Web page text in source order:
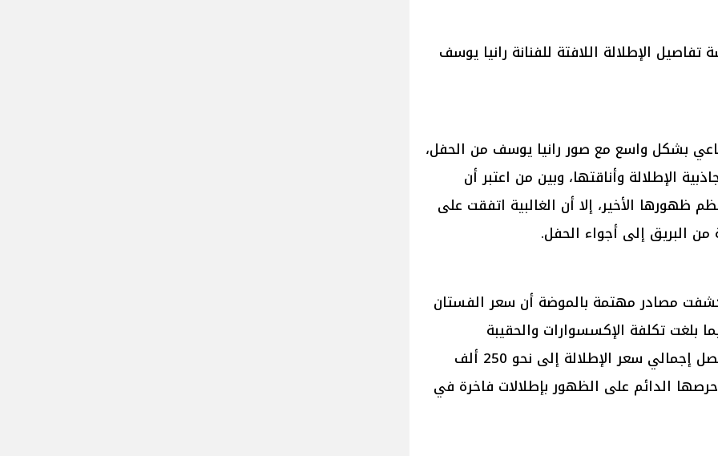
الإطلالة اللافتة للفنانة رانيا يوسف
بشكل واسع مع صور رانيا يوسف من الحفل،
الإطلالة وأناقتها، وبين من اعتبر أن
ظهورها الأخير، إلا أن الغالبية اتفقت على
البريق إلى أجواء الحفل.
مصادر مهتمة بالموضة أن سعر الفستان
فيما بلغت تكلفة الإكسسوارات والحقيبة
والمجوهرات قرابة 70 ألف جنيه، ليصل إجمالي سعر الإطلالة إلى نحو 250 ألف
الدائم على الظهور بإطلالات فاخرة في